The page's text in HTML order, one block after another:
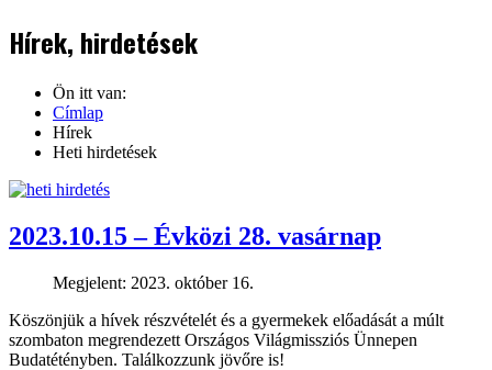
Hírek, hirdetések
Ön itt van:
Címlap
Hírek
Heti hirdetések
2023.10.15 – Évközi 28. vasárnap
Megjelent: 2023. október 16.
Köszönjük a hívek részvételét és a gyermekek előadását a múlt
szombaton megrendezett Országos Világmissziós Ünnepen
Budatétényben. Találkozzunk jövőre is!